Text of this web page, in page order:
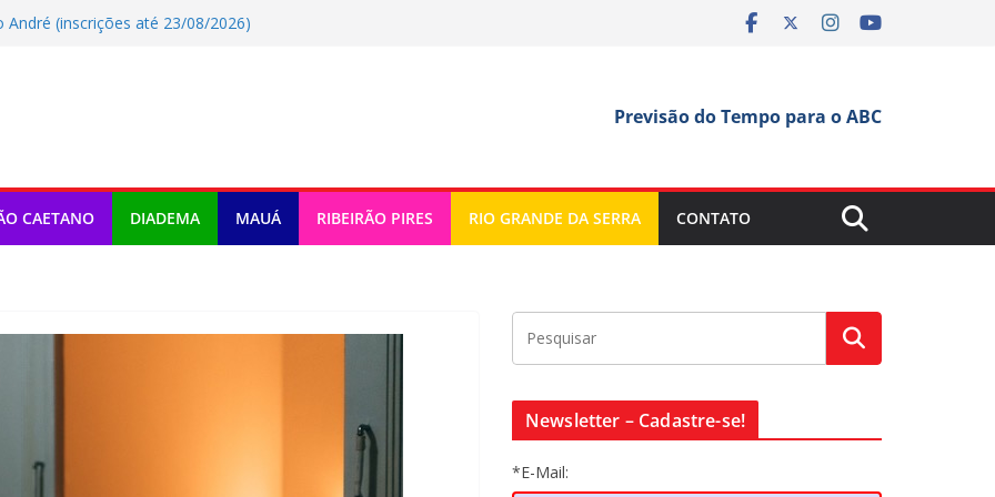
André (inscrições até 23/08/2026)
shows infantis aos domingos
mobiliza apoio do estado
Previsão do Tempo para o ABC
CAETANO DIADEMA MAUÁ RIBEIRÃO PIRES RIO GRANDE DA SERRA CONTATO
Newsletter – Cadastre-se!
*E-Mail: